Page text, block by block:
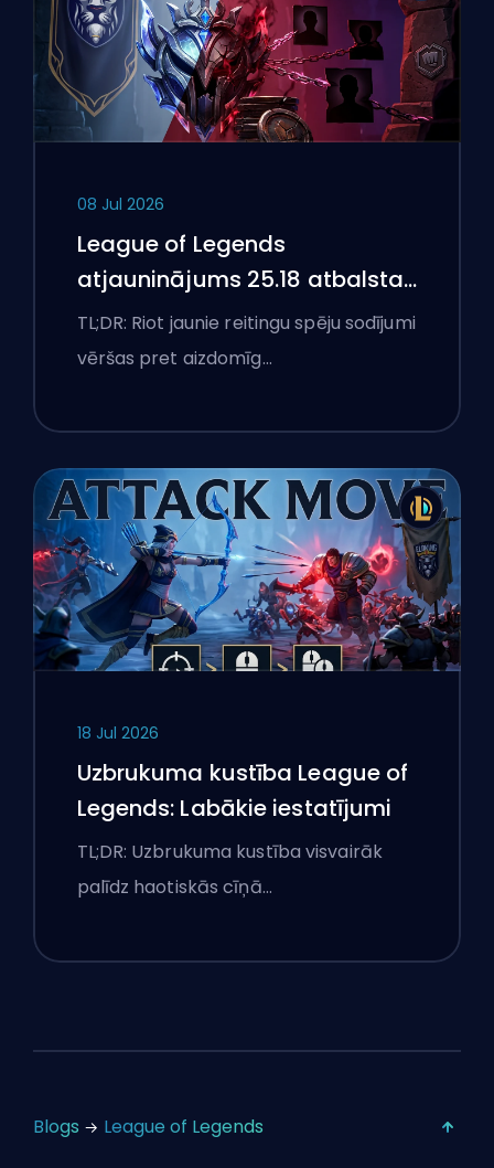
08 Jul 2026
League of Legends
atjauninājums 25.18 atbalsta
aizliegumus un boostēšanas
karogus
TL;DR: Riot jaunie reitingu spēju sodījumi
vēršas pret aizdomīg…
18 Jul 2026
Uzbrukuma kustība League of
Legends: Labākie iestatījumi
TL;DR: Uzbrukuma kustība visvairāk
palīdz haotiskās cīņā…
Blogs League of Legends